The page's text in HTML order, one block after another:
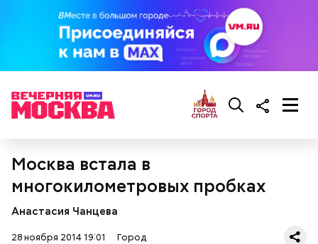
Москва встала в
многокилометровых пробках
Анастасия Чанцева
28 ноября 2014 19:01 Город